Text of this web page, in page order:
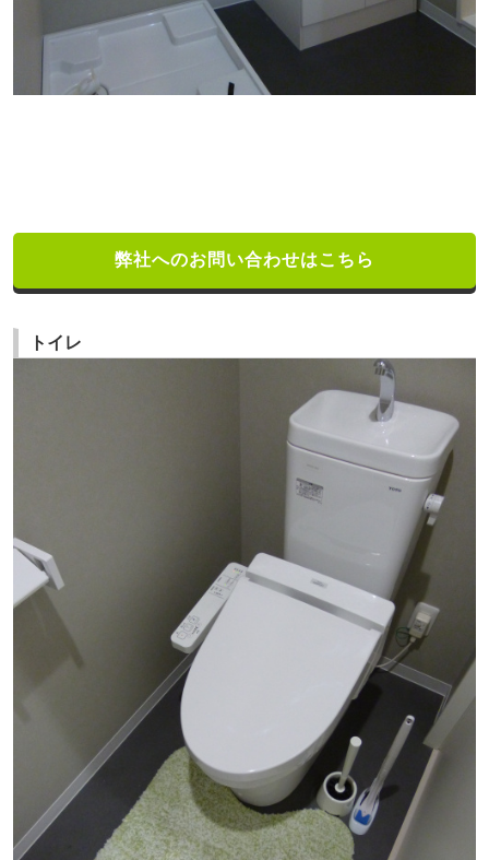
弊社へのお問い合わせはこちら
トイレ